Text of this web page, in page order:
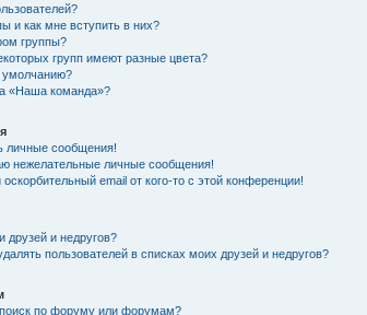
и как мне вступить в них?
группы?
групп имеют разные цвета?
умолчанию?
«Наша команда»?
личные сообщения!
нежелательные личные сообщения!
email от кого-то с этой конференции!
друзей и недругов?
пользователей в списках моих друзей и недругов?
по форуму или форумам?